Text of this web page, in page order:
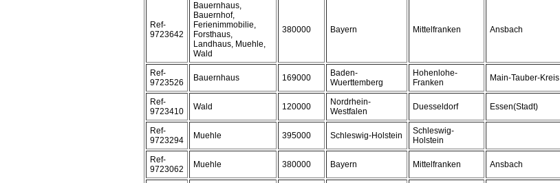
Ref-
9723642
Bauernhaus,
Bauernhof,
Ferienimmobilie,
Forsthaus,
Landhaus, Muehle,
Wald
380000 Bayern Mittelfranken Ansbach
Ref-
9723526
Bauernhaus 169000
Baden-
Wuerttemberg
Hohenlohe-
Franken
Main-Tauber-Kreis
Ref-
9723410
Wald 120000
Nordrhein-
Westfalen
Duesseldorf Essen(Stadt)
Ref-
9723294
Muehle 395000 Schleswig-Holstein
Schleswig-
Holstein
Ref-
9723062
Muehle 380000 Bayern Mittelfranken Ansbach